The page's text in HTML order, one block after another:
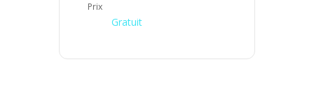
Prix
Gratuit